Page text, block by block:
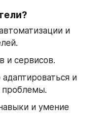
и
и сервисов.
и
проблемы.
и умение